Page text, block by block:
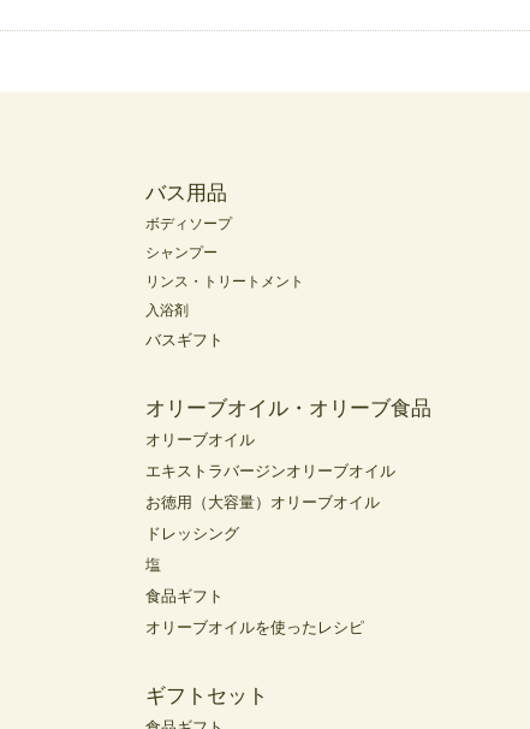
バス用品
ボディソープ
シャンプー
リンス・トリートメント
入浴剤
バスギフト
オリーブオイル・オリーブ食品
オリーブオイル
エキストラバージンオリーブオイル
お徳用（大容量）オリーブオイル
ドレッシング
塩
食品ギフト
オリーブオイルを使ったレシピ
ギフトセット